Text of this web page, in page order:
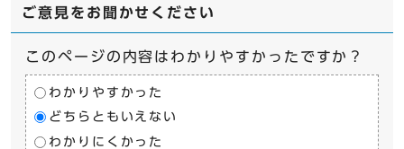
ご意見をお聞かせください
このページの内容はわかりやすかったですか？
わかりやすかった
どちらともいえない
わかりにくかった